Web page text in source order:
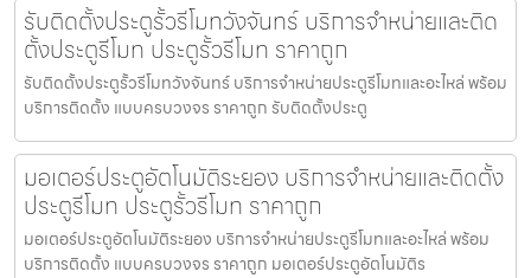
รับติดตั้งประตูรั้วรีโมทวังจันทร์ บริการจำหน่ายและติด
ตั้งประตูรีโมท ประตูรั้วรีโมท ราคาถูก
รับติดตั้งประตูรั้วรีโมทวังจันทร์ บริการจำหน่ายประตูรีโมทและอะไหล่ พร้อม
บริการติดตั้ง แบบครบวงจร ราคาถูก รับติดตั้งประตู
มอเตอร์ประตูอัตโนมัติระยอง บริการจำหน่ายและติดตั้ง
ประตูรีโมท ประตูรั้วรีโมท ราคาถูก
มอเตอร์ประตูอัตโนมัติระยอง บริการจำหน่ายประตูรีโมทและอะไหล่ พร้อม
บริการติดตั้ง แบบครบวงจร ราคาถูก มอเตอร์ประตูอัตโนมัติร